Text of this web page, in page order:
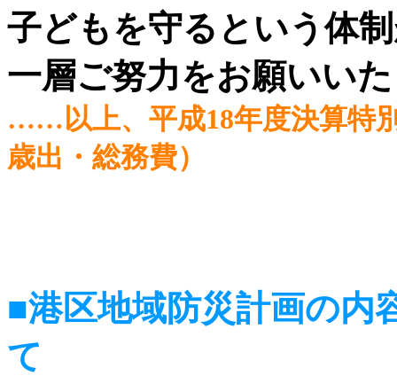
子どもを守るという体
一層ご努力をお願いい
……以上、平成18年度決算特
歳出・総務費）
■港区地域防災計画の内
て